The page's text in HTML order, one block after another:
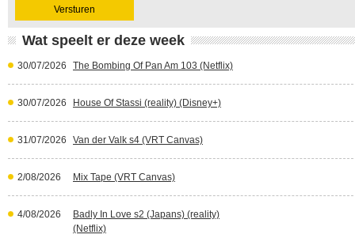
Wat speelt er deze week
30/07/2026 The Bombing Of Pan Am 103 (Netflix)
30/07/2026 House Of Stassi (reality) (Disney+)
31/07/2026 Van der Valk s4 (VRT Canvas)
2/08/2026 Mix Tape (VRT Canvas)
4/08/2026
Badly In Love s2 (Japans) (reality)
(Netflix)